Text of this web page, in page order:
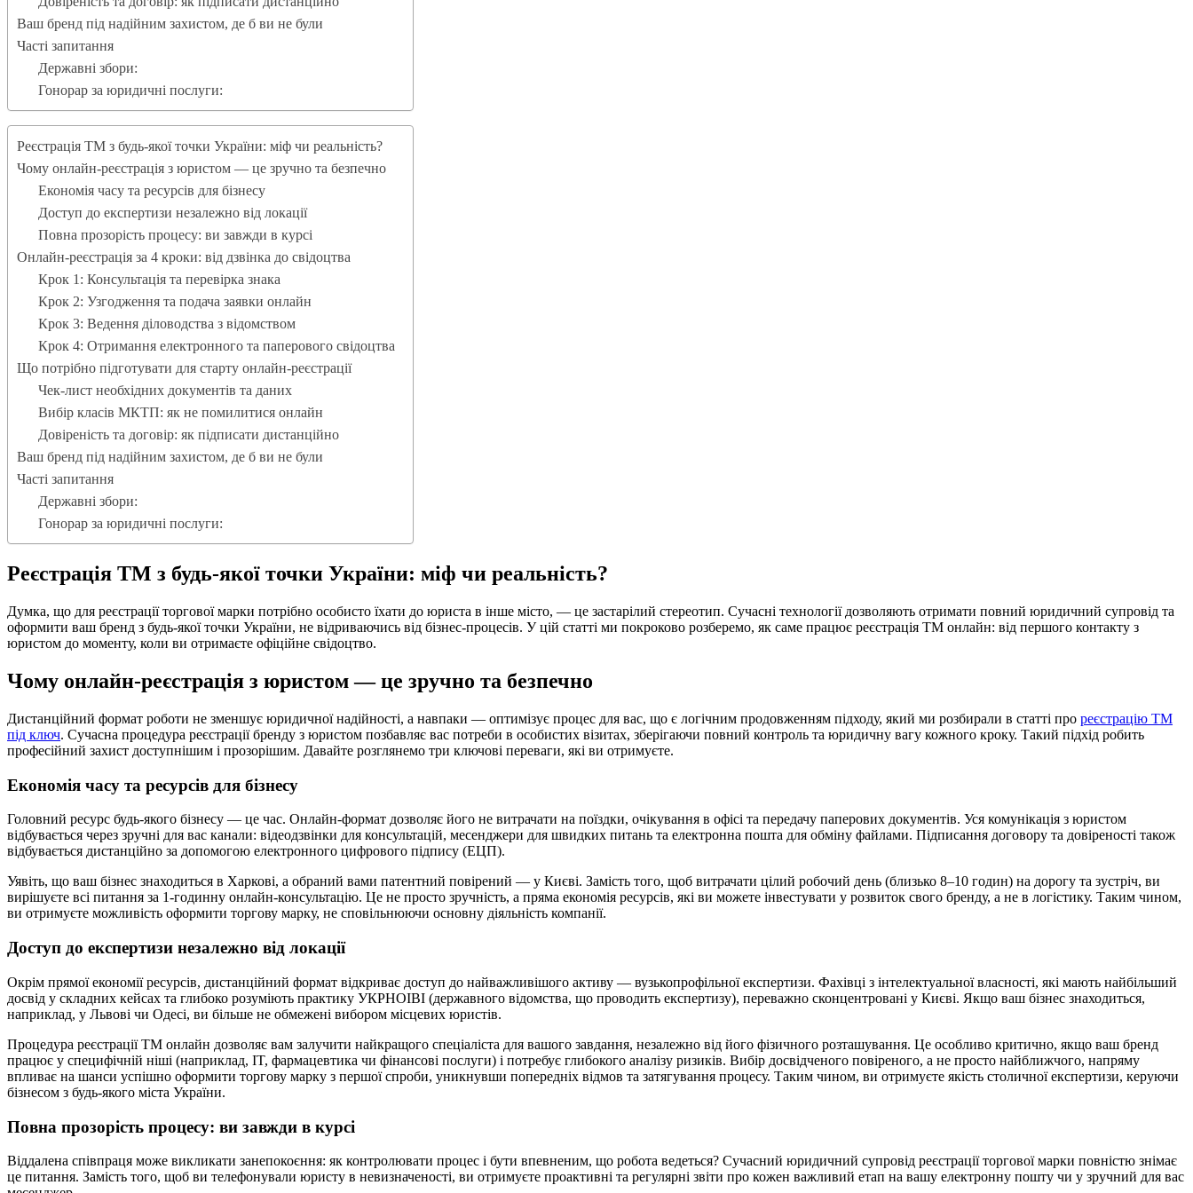
Ваш бренд під надійним захистом, де б ви не були
Часті запитання
Державні збори:
Гонорар за юридичні послуги:
Реєстрація ТМ з будь-якої точки України: міф чи реальність?
Чому онлайн-реєстрація з юристом — це зручно та безпечно
Економія часу та ресурсів для бізнесу
Доступ до експертизи незалежно від локації
Повна прозорість процесу: ви завжди в курсі
Онлайн-реєстрація за 4 кроки: від дзвінка до свідоцтва
Крок 1: Консультація та перевірка знака
Крок 2: Узгодження та подача заявки онлайн
Крок 3: Ведення діловодства з відомством
Крок 4: Отримання електронного та паперового свідоцтва
Що потрібно підготувати для старту онлайн-реєстрації
Чек-лист необхідних документів та даних
Вибір класів МКТП: як не помилитися онлайн
Довіреність та договір: як підписати дистанційно
Ваш бренд під надійним захистом, де б ви не були
Часті запитання
Державні збори:
Гонорар за юридичні послуги:
Реєстрація ТМ з будь-якої точки України: міф чи реальність?
Думка, що для реєстрації торгової марки потрібно особисто їхати до юриста в інше місто, — це застарілий стереотип. Сучасні технології дозволяють отримати повний юридичний супровід та
оформити ваш бренд з будь-якої точки України, не відриваючись від бізнес-процесів. У цій статті ми покроково розберемо, як саме працює реєстрація ТМ онлайн: від першого контакту з
юристом до моменту, коли ви отримаєте офіційне свідоцтво.
Чому онлайн-реєстрація з юристом — це зручно та безпечно
Дистанційний формат роботи не зменшує юридичної надійності, а навпаки — оптимізує процес для вас, що є логічним продовженням підходу, який ми розбирали в статті про реєстрацію ТМ
під ключ. Сучасна процедура реєстрації бренду з юристом позбавляє вас потреби в особистих візитах, зберігаючи повний контроль та юридичну вагу кожного кроку. Такий підхід робить
професійний захист доступнішим і прозорішим. Давайте розглянемо три ключові переваги, які ви отримуєте.
Економія часу та ресурсів для бізнесу
Головний ресурс будь-якого бізнесу — це час. Онлайн-формат дозволяє його не витрачати на поїздки, очікування в офісі та передачу паперових документів. Уся комунікація з юристом
відбувається через зручні для вас канали: відеодзвінки для консультацій, месенджери для швидких питань та електронна пошта для обміну файлами. Підписання договору та довіреності також
відбувається дистанційно за допомогою електронного цифрового підпису (ЕЦП).
Уявіть, що ваш бізнес знаходиться в Харкові, а обраний вами патентний повірений — у Києві. Замість того, щоб витрачати цілий робочий день (близько 8–10 годин) на дорогу та зустріч, ви
вирішуєте всі питання за 1-годинну онлайн-консультацію. Це не просто зручність, а пряма економія ресурсів, які ви можете інвестувати у розвиток свого бренду, а не в логістику. Таким чином,
ви отримуєте можливість оформити торгову марку, не сповільнюючи основну діяльність компанії.
Доступ до експертизи незалежно від локації
Окрім прямої економії ресурсів, дистанційний формат відкриває доступ до найважливішого активу — вузькопрофільної експертизи. Фахівці з інтелектуальної власності, які мають найбільший
досвід у складних кейсах та глибоко розуміють практику УКРНОІВІ (державного відомства, що проводить експертизу), переважно сконцентровані у Києві. Якщо ваш бізнес знаходиться,
наприклад, у Львові чи Одесі, ви більше не обмежені вибором місцевих юристів.
Процедура реєстрації ТМ онлайн дозволяє вам залучити найкращого спеціаліста для вашого завдання, незалежно від його фізичного розташування. Це особливо критично, якщо ваш бренд
працює у специфічній ніші (наприклад, IT, фармацевтика чи фінансові послуги) і потребує глибокого аналізу ризиків. Вибір досвідченого повіреного, а не просто найближчого, напряму
впливає на шанси успішно оформити торгову марку з першої спроби, уникнувши попередніх відмов та затягування процесу. Таким чином, ви отримуєте якість столичної експертизи, керуючи
бізнесом з будь-якого міста України.
Повна прозорість процесу: ви завжди в курсі
Віддалена співпраця може викликати занепокоєння: як контролювати процес і бути впевненим, що робота ведеться? Сучасний юридичний супровід реєстрації торгової марки повністю знімає
це питання. Замість того, щоб ви телефонували юристу в невизначеності, ви отримуєте проактивні та регулярні звіти про кожен важливий етап на вашу електронну пошту чи у зручний для вас